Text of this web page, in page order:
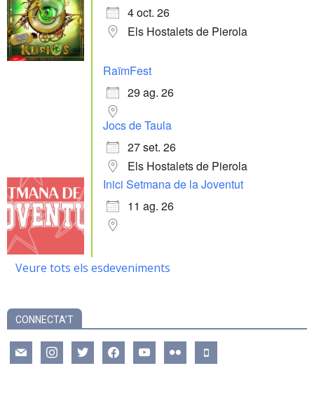
4 oct. 26
Els Hostalets de Pierola
RaïmFest
29 ag. 26
Jocs de Taula
27 set. 26
Els Hostalets de Pierola
Inici Setmana de la Joventut
11 ag. 26
Veure tots els esdeveniments
CONNECTA’T
mail instagramtwitter facebookyoutube flickr mobile